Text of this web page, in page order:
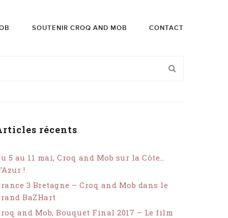
SOUTENIR CROQ AND MOB CONTACT
récents
5 au 11 mai, Croq and Mob sur la Côte…
!
3 Bretagne – Croq and Mob dans le
BaZHart
and Mob, Bouquet Final 2017 – Le film